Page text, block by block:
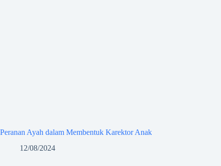
Peranan Ayah dalam Membentuk Karektor Anak
12/08/2024